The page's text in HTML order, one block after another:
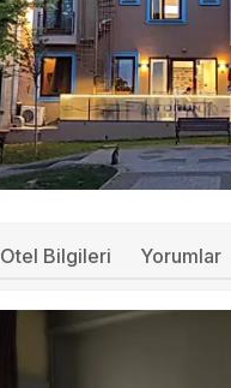
Otel Bilgileri Yorumlar